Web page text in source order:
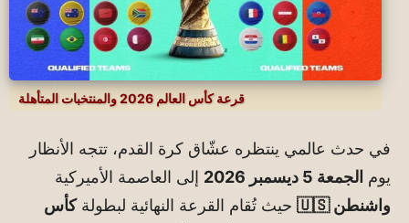
قرعة كأس العالم 2026 والمنتخبات المتأهلة
في حدث عالمي ينتظره عشّاق كرة القدم، تتجه الأنظار
يوم الجمعة 5 ديسمبر 2026
إلى العاصمة الأميركية
واشنطن 🇺🇸
حيث تُقام القرعة النهائية لبطولةكأس